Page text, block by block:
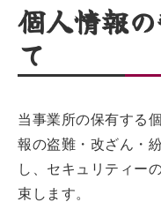
個人情報
て
当事業所の保有する
報の盗難・改ざん・
し、セキュリティー
束します。